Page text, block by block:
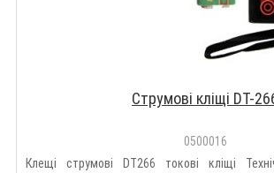
Струмові кліщі DT-
0500016
Клещі струмові DT266 токові кліщі